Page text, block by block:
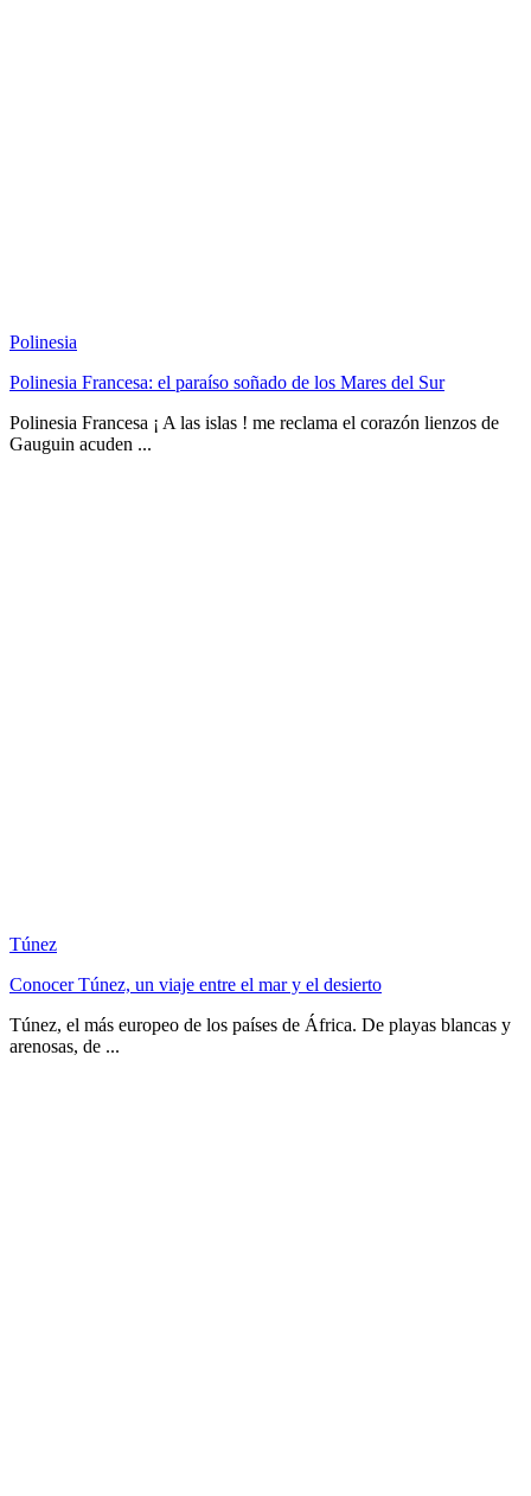
Polinesia
Polinesia Francesa: el paraíso soñado de los Mares del Sur
Polinesia Francesa ¡ A las islas ! me reclama el corazón lienzos de
Gauguin acuden ...
Túnez
Conocer Túnez, un viaje entre el mar y el desierto
Túnez, el más europeo de los países de África. De playas blancas y
arenosas, de ...